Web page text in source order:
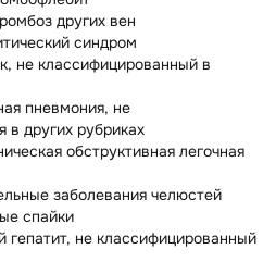
других вен
синдром
не классифицированный в
пневмония, не
в других рубриках
обструктивная легочная
заболевания челюстей
спайки
гепатит, не классифицированный